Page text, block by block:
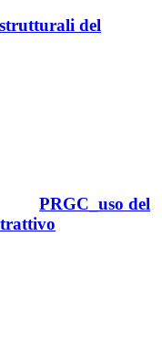
del
PRGC_uso del